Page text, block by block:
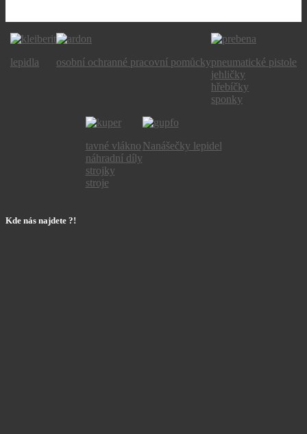
lepidla osobní ochranné pracovní pomůckypneumatické pistole
jehličky
hřebíčky
sponky
tavné vlákno
náhradní díly
strojky
stroje
Nanášečky lepidel
Kde nás najdete ?!